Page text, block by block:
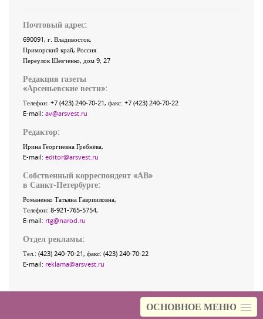
ОСНОВНОЕ МЕНЮ
Почтовый адрес:
690091, г. Владивосток,
Приморский край, Россия
Переулок Шевченко, дом 9, 27
Редакция газеты
«Арсеньевские вести»:
Телефон: +7 (423) 240-70-21, факс: +7 (423) 240-70-22
E-mail: av@arsvest.ru
Редактор:
Ирина Георгиевна Гребнёва,
E-mail: editor@arsvest.ru
Собственный корреспондент «АВ»
в Санкт-Петербурге:
Романенко Татьяна Гаврииловна,
Телефон: 8-921-765-5754,
E-mail: rtg@narod.ru
Отдел рекламы:
Тел.: (423) 240-70-21, факс: (423) 240-70-22
E-mail: reklama@arsvest.ru